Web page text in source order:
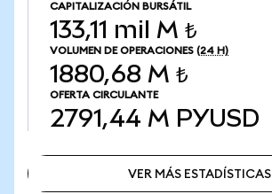
CAPITALIZACIÓN BURSÁTIL
133,11 mil M ₺
VOLUMEN DE OPERACIONES (24 H)
1880,68 M ₺
OFERTA CIRCULANTE
2791,44 M PYUSD
VER MÁS ESTADÍSTICAS